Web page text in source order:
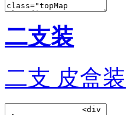
二支装
二支 皮盒装